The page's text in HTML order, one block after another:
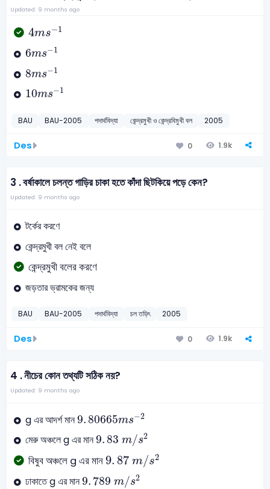
Updated: 9 months ago
4ms−1
4 s-
6ms−1
6ms-
8ms−1
8ms-
10ms−1
10ms-1
BAU BAU-2005 পদার্থবিদ্যা কেন্দ্রমুখী ও কেন্দ্রবিমুখী বল 2005
Des 0 1.9k
3 .বর্ষাকালে চলন্ত গাড়ির চাকা হতে কাঁদা ছিটকিয়ে পড়ে কেন?
Updated: 9 months ago
টর্কের করণে
কেন্দ্রমুখী বল নেই বলে
কেন্দ্রমুখী বলের করণে
জড়তার ভ্রামকের জন্য
BAU BAU-2005 পদার্থবিদ্যা চল তড়িৎ 2005
Des 0 1.9k
4 .নীচের কোন তথ্যটি সঠিক নয়?
Updated: 9 months ago
g এর আদর্শ মান9.80665ms−2
9 80665ms-
মেরু অঞ্চলে g এর মান9.83 m/s2
9 83 m /s2
বিষুব অঞ্চলে g এর মান 9. 87 m/s2
9 87 / s2
ঢাকাতে g এর মান9. 789 m/s2
9 789 m/s2